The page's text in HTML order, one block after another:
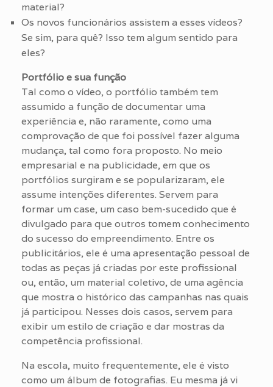
material?
Os novos funcionários assistem a esses vídeos?
Se sim, para quê? Isso tem algum sentido para
eles?
Portfólio e sua função
Tal como o vídeo, o portfólio também tem
assumido a função de documentar uma
experiência e, não raramente, como uma
comprovação de que foi possível fazer alguma
mudança, tal como fora proposto. No meio
empresarial e na publicidade, em que os
portfólios surgiram e se popularizaram, ele
assume intenções diferentes. Servem para
formar um case, um caso bem-sucedido que é
divulgado para que outros tomem conhecimento
do sucesso do empreendimento. Entre os
publicitários, ele é uma apresentação pessoal de
todas as peças já criadas por este profissional
ou, então, um material coletivo, de uma agência
que mostra o histórico das campanhas nas quais
já participou. Nesses dois casos, servem para
exibir um estilo de criação e dar mostras da
competência profissional.
Na escola, muito frequentemente, ele é visto
como um álbum de fotografias. Eu mesma já vi